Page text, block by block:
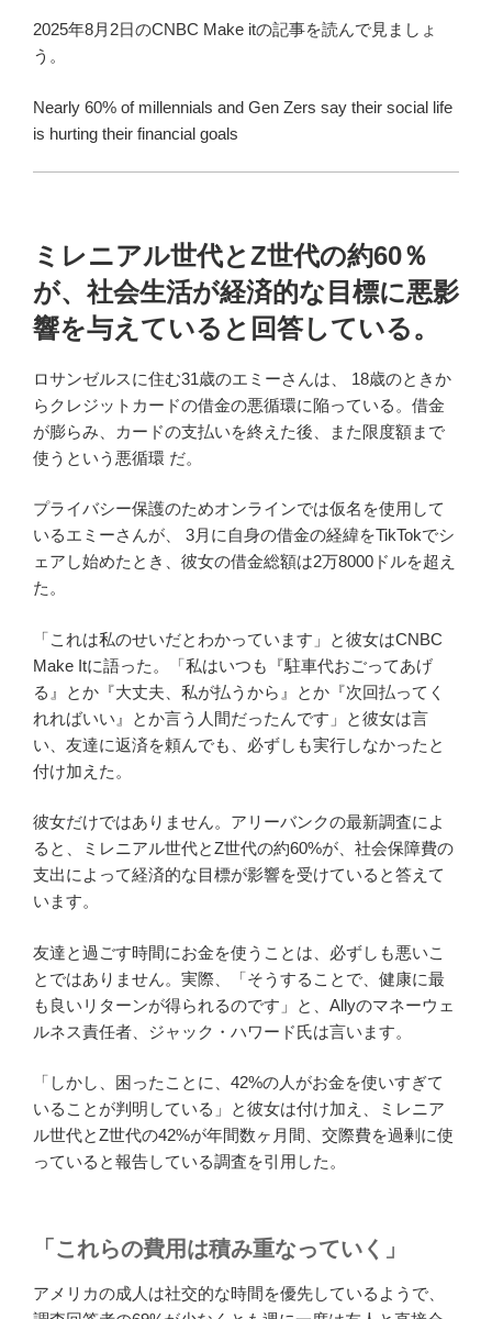
2025年8月2日のCNBC Make itの記事を読んで見ましょ
う。
Nearly 60% of millennials and Gen Zers say their social life
is hurting their financial goals
ミレニアル世代とZ世代の約60％
が、社会生活が経済的な目標に悪影
響を与えていると回答している。
ロサンゼルスに住む31歳のエミーさんは、 18歳のときか
らクレジットカードの借金の悪循環に陥っている。借金
が膨らみ、カードの支払いを終えた後、また限度額まで
使うという悪循環 だ。
プライバシー保護のためオンラインでは仮名を使用して
いるエミーさんが、 3月に自身の借金の経緯をTikTokでシ
ェアし始めたとき、彼女の借金総額は2万8000ドルを超え
た。
「これは私のせいだとわかっています」と彼女はCNBC
Make Itに語った。「私はいつも『駐車代おごってあげ
る』とか『大丈夫、私が払うから』とか『次回払ってく
れればいい』とか言う人間だったんです」と彼女は言
い、友達に返済を頼んでも、必ずしも実行しなかったと
付け加えた。
彼女だけではありません。アリーバンクの最新調査によ
ると、ミレニアル世代とZ世代の約60%が、社会保障費の
支出によって経済的な目標が影響を受けていると答えて
います。
友達と過ごす時間にお金を使うことは、必ずしも悪いこ
とではありません。実際、「そうすることで、健康に最
も良いリターンが得られるのです」と、Allyのマネーウェ
ルネス責任者、ジャック・ハワード氏は言います。
「しかし、困ったことに、42%の人がお金を使いすぎて
いることが判明している」と彼女は付け加え、ミレニア
ル世代とZ世代の42%が年間数ヶ月間、交際費を過剰に使
っていると報告している調査を引用した。
「これらの費用は積み重なっていく」
アメリカの成人は社交的な時間を優先しているようで、